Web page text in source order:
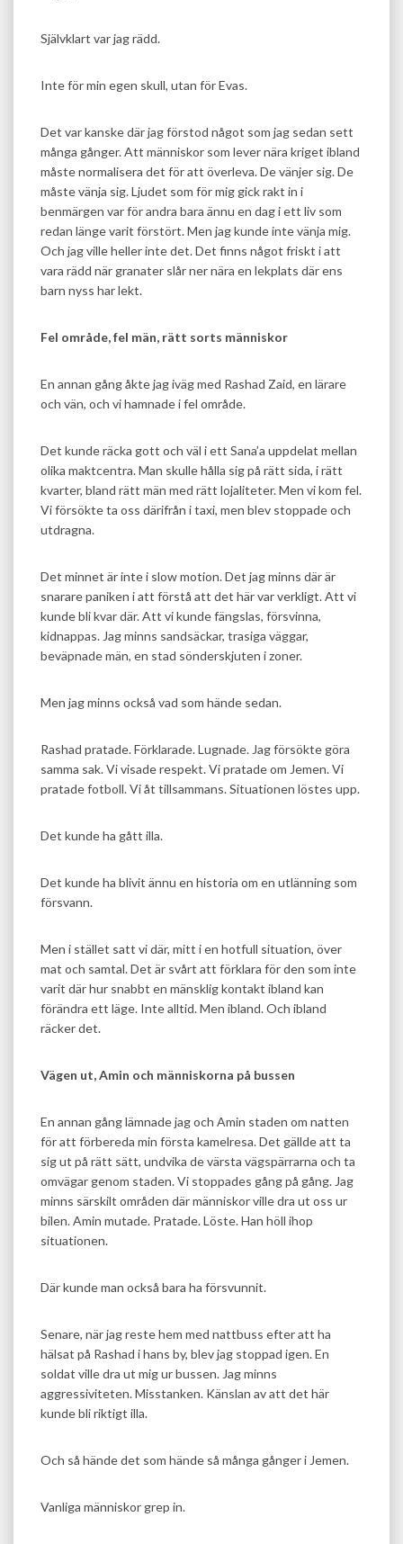
Självklart var jag rädd.
Inte för min egen skull, utan för Evas.
Det var kanske där jag förstod något som jag sedan sett
många gånger. Att människor som lever nära kriget ibland
måste normalisera det för att överleva. De vänjer sig. De
måste vänja sig. Ljudet som för mig gick rakt in i
benmärgen var för andra bara ännu en dag i ett liv som
redan länge varit förstört. Men jag kunde inte vänja mig.
Och jag ville heller inte det. Det finns något friskt i att
vara rädd när granater slår ner nära en lekplats där ens
barn nyss har lekt.
Fel område, fel män, rätt sorts människor
En annan gång åkte jag iväg med Rashad Zaid, en lärare
och vän, och vi hamnade i fel område.
Det kunde räcka gott och väl i ett Sana’a uppdelat mellan
olika maktcentra. Man skulle hålla sig på rätt sida, i rätt
kvarter, bland rätt män med rätt lojaliteter. Men vi kom fel.
Vi försökte ta oss därifrån i taxi, men blev stoppade och
utdragna.
Det minnet är inte i slow motion. Det jag minns där är
snarare paniken i att förstå att det här var verkligt. Att vi
kunde bli kvar där. Att vi kunde fängslas, försvinna,
kidnappas. Jag minns sandsäckar, trasiga väggar,
beväpnade män, en stad sönderskjuten i zoner.
Men jag minns också vad som hände sedan.
Rashad pratade. Förklarade. Lugnade. Jag försökte göra
samma sak. Vi visade respekt. Vi pratade om Jemen. Vi
pratade fotboll. Vi åt tillsammans. Situationen löstes upp.
Det kunde ha gått illa.
Det kunde ha blivit ännu en historia om en utlänning som
försvann.
Men i stället satt vi där, mitt i en hotfull situation, över
mat och samtal. Det är svårt att förklara för den som inte
varit där hur snabbt en mänsklig kontakt ibland kan
förändra ett läge. Inte alltid. Men ibland. Och ibland
räcker det.
Vägen ut, Amin och människorna på bussen
En annan gång lämnade jag och Amin staden om natten
för att förbereda min första kamelresa. Det gällde att ta
sig ut på rätt sätt, undvika de värsta vägspärrarna och ta
omvägar genom staden. Vi stoppades gång på gång. Jag
minns särskilt områden där människor ville dra ut oss ur
bilen. Amin mutade. Pratade. Löste. Han höll ihop
situationen.
Där kunde man också bara ha försvunnit.
Senare, när jag reste hem med nattbuss efter att ha
hälsat på Rashad i hans by, blev jag stoppad igen. En
soldat ville dra ut mig ur bussen. Jag minns
aggressiviteten. Misstanken. Känslan av att det här
kunde bli riktigt illa.
Och så hände det som hände så många gånger i Jemen.
Vanliga människor grep in.